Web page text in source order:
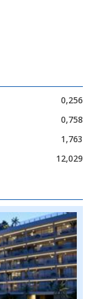
0,256
0,758
1,763
12,029